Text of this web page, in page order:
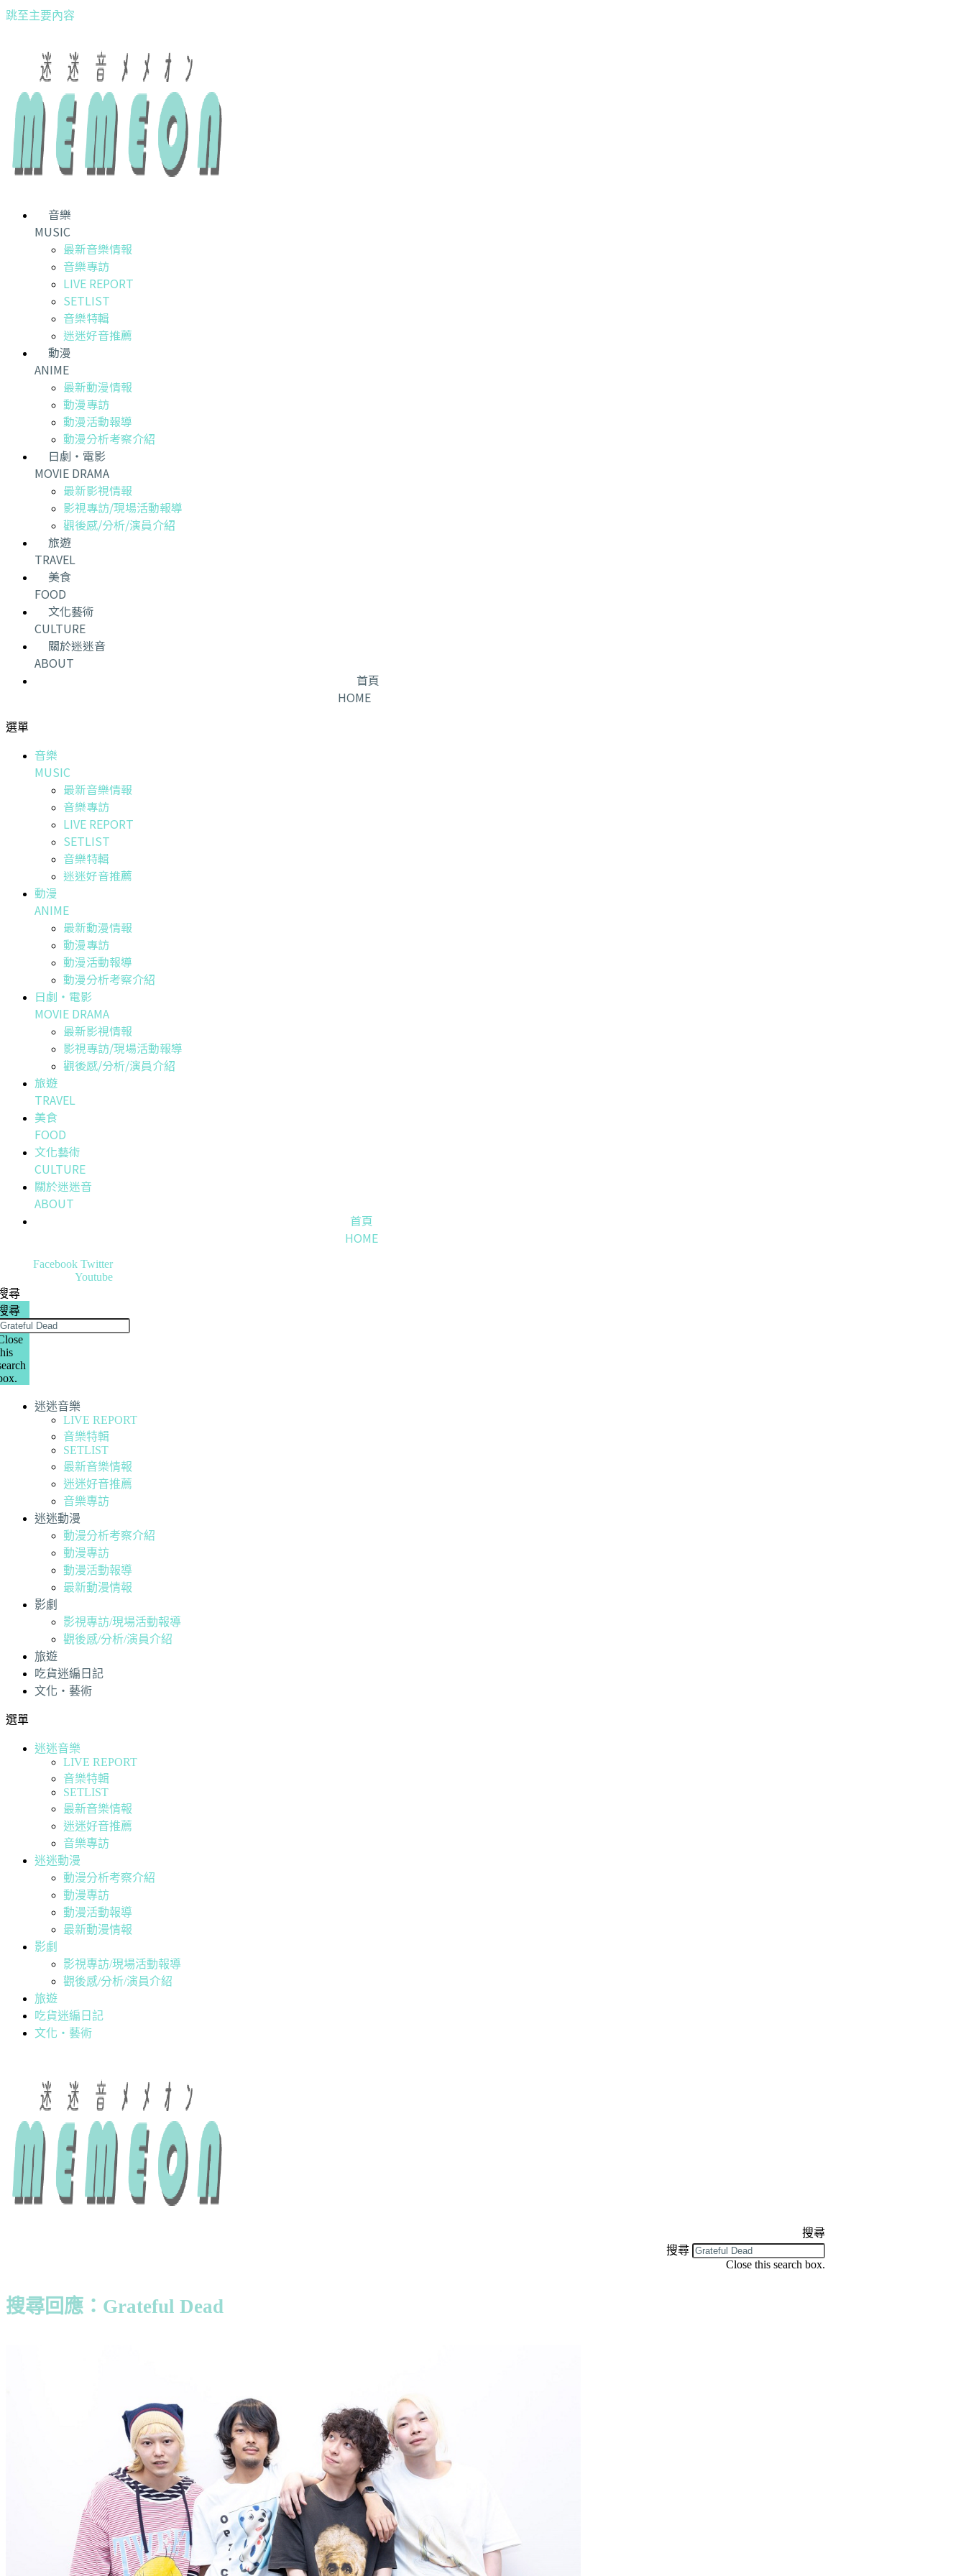
跳至主要內容
音樂
MUSIC
最新音樂情報
音樂專訪
LIVE REPORT
SETLIST
音樂特輯
迷迷好音推薦
動漫
ANIME
最新動漫情報
動漫專訪
動漫活動報導
動漫分析考察介紹
日劇・電影
MOVIE DRAMA
最新影視情報
影視專訪/現場活動報導
觀後感/分析/演員介紹
旅遊
TRAVEL
美食
FOOD
文化藝術
CULTURE
關於迷迷音
ABOUT
首頁
HOME
選單
音樂
MUSIC
最新音樂情報
音樂專訪
LIVE REPORT
SETLIST
音樂特輯
迷迷好音推薦
動漫
ANIME
最新動漫情報
動漫專訪
動漫活動報導
動漫分析考察介紹
日劇・電影
MOVIE DRAMA
最新影視情報
影視專訪/現場活動報導
觀後感/分析/演員介紹
旅遊
TRAVEL
美食
FOOD
文化藝術
CULTURE
關於迷迷音
ABOUT
首頁
HOME
Facebook Twitter
Youtube
尋
尋
迷迷音樂
LIVE REPORT
音樂特輯
SETLIST
最新音樂情報
迷迷好音推薦
音樂專訪
迷迷動漫
動漫分析考察介紹
動漫專訪
動漫活動報導
最新動漫情報
影劇
影視專訪/現場活動報導
觀後感/分析/演員介紹
旅遊
吃貨迷編日記
文化・藝術
選單
迷迷音樂
LIVE REPORT
音樂特輯
SETLIST
最新音樂情報
迷迷好音推薦
音樂專訪
迷迷動漫
動漫分析考察介紹
動漫專訪
動漫活動報導
最新動漫情報
影劇
影視專訪/現場活動報導
觀後感/分析/演員介紹
旅遊
吃貨迷編日記
文化・藝術
搜尋
搜尋
Close this search box.
搜尋回應：Grateful Dead